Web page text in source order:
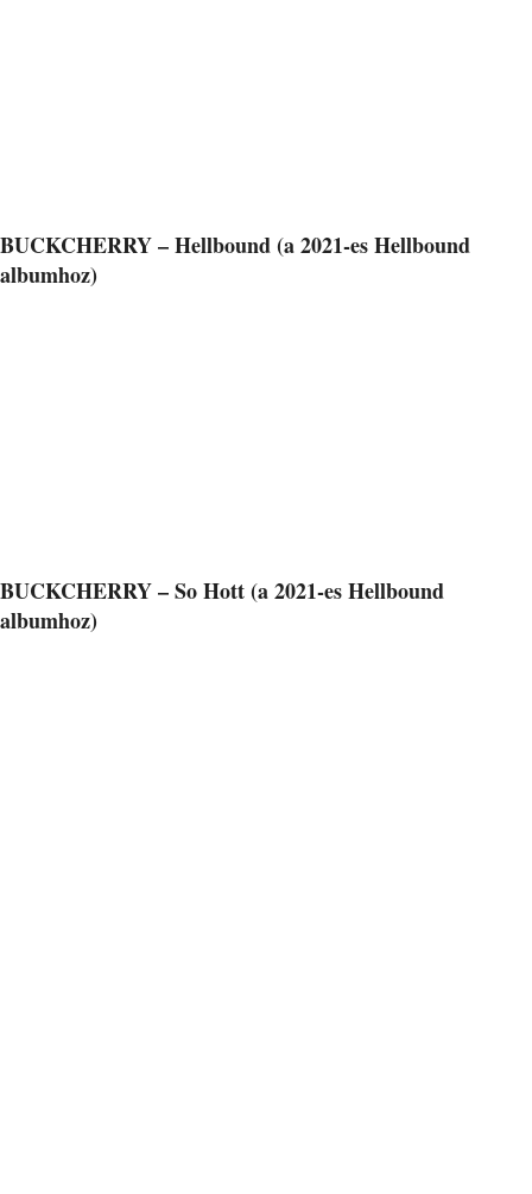
BUCKCHERRY – Hellbound (a 2021-es Hellbound
albumhoz)
BUCKCHERRY – So Hott (a 2021-es Hellbound
albumhoz)